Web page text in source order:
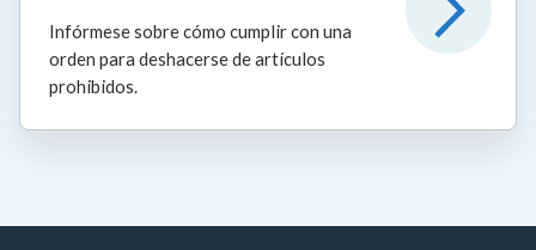
Infórmese sobre cómo cumplir con una
orden para deshacerse de artículos
prohibidos.